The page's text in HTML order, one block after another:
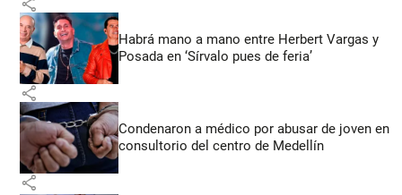
Habrá mano a mano entre Herbert Vargas y
Posada en ‘Sírvalo pues de feria’
share
Condenaron a médico por abusar de joven en
consultorio del centro de Medellín
share